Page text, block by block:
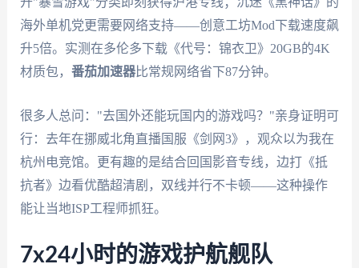
海外单机党更需要网络支持——创意工坊Mod下载速度飙
升5倍。实测在多伦多下载《代号：锦衣卫》20GB的4K
材质包， 番茄加速器比常规网络省下87分钟。
很多人总问："去国外还能玩国内的游戏吗？"亲身证明可
行：去年在挪威北角直播国服《剑网3》，观众以为我在
杭州电竞馆。更有趣的是结合回国影音专线，边打《抵
抗者》边看优酷超清剧，双线并行不卡顿——这种操作
能让当地ISP工程师抓狂。
7x24小时的游戏护航舰队